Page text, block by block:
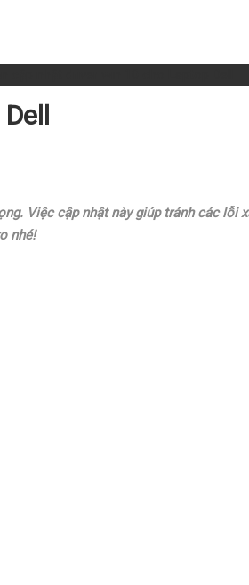
Việc cập nhật này giúp tránh các lỗi
nhé!